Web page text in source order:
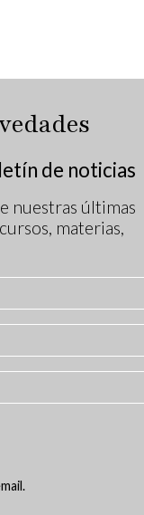
de noticias
nuestras últimas
materias,